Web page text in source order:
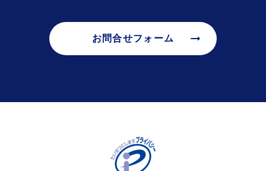
お問合せフォーム arrow_right_alt